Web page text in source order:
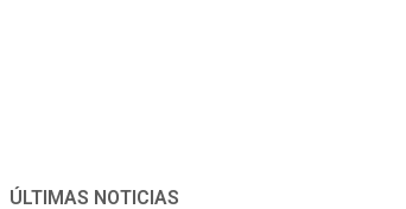
ÚLTIMAS NOTICIAS